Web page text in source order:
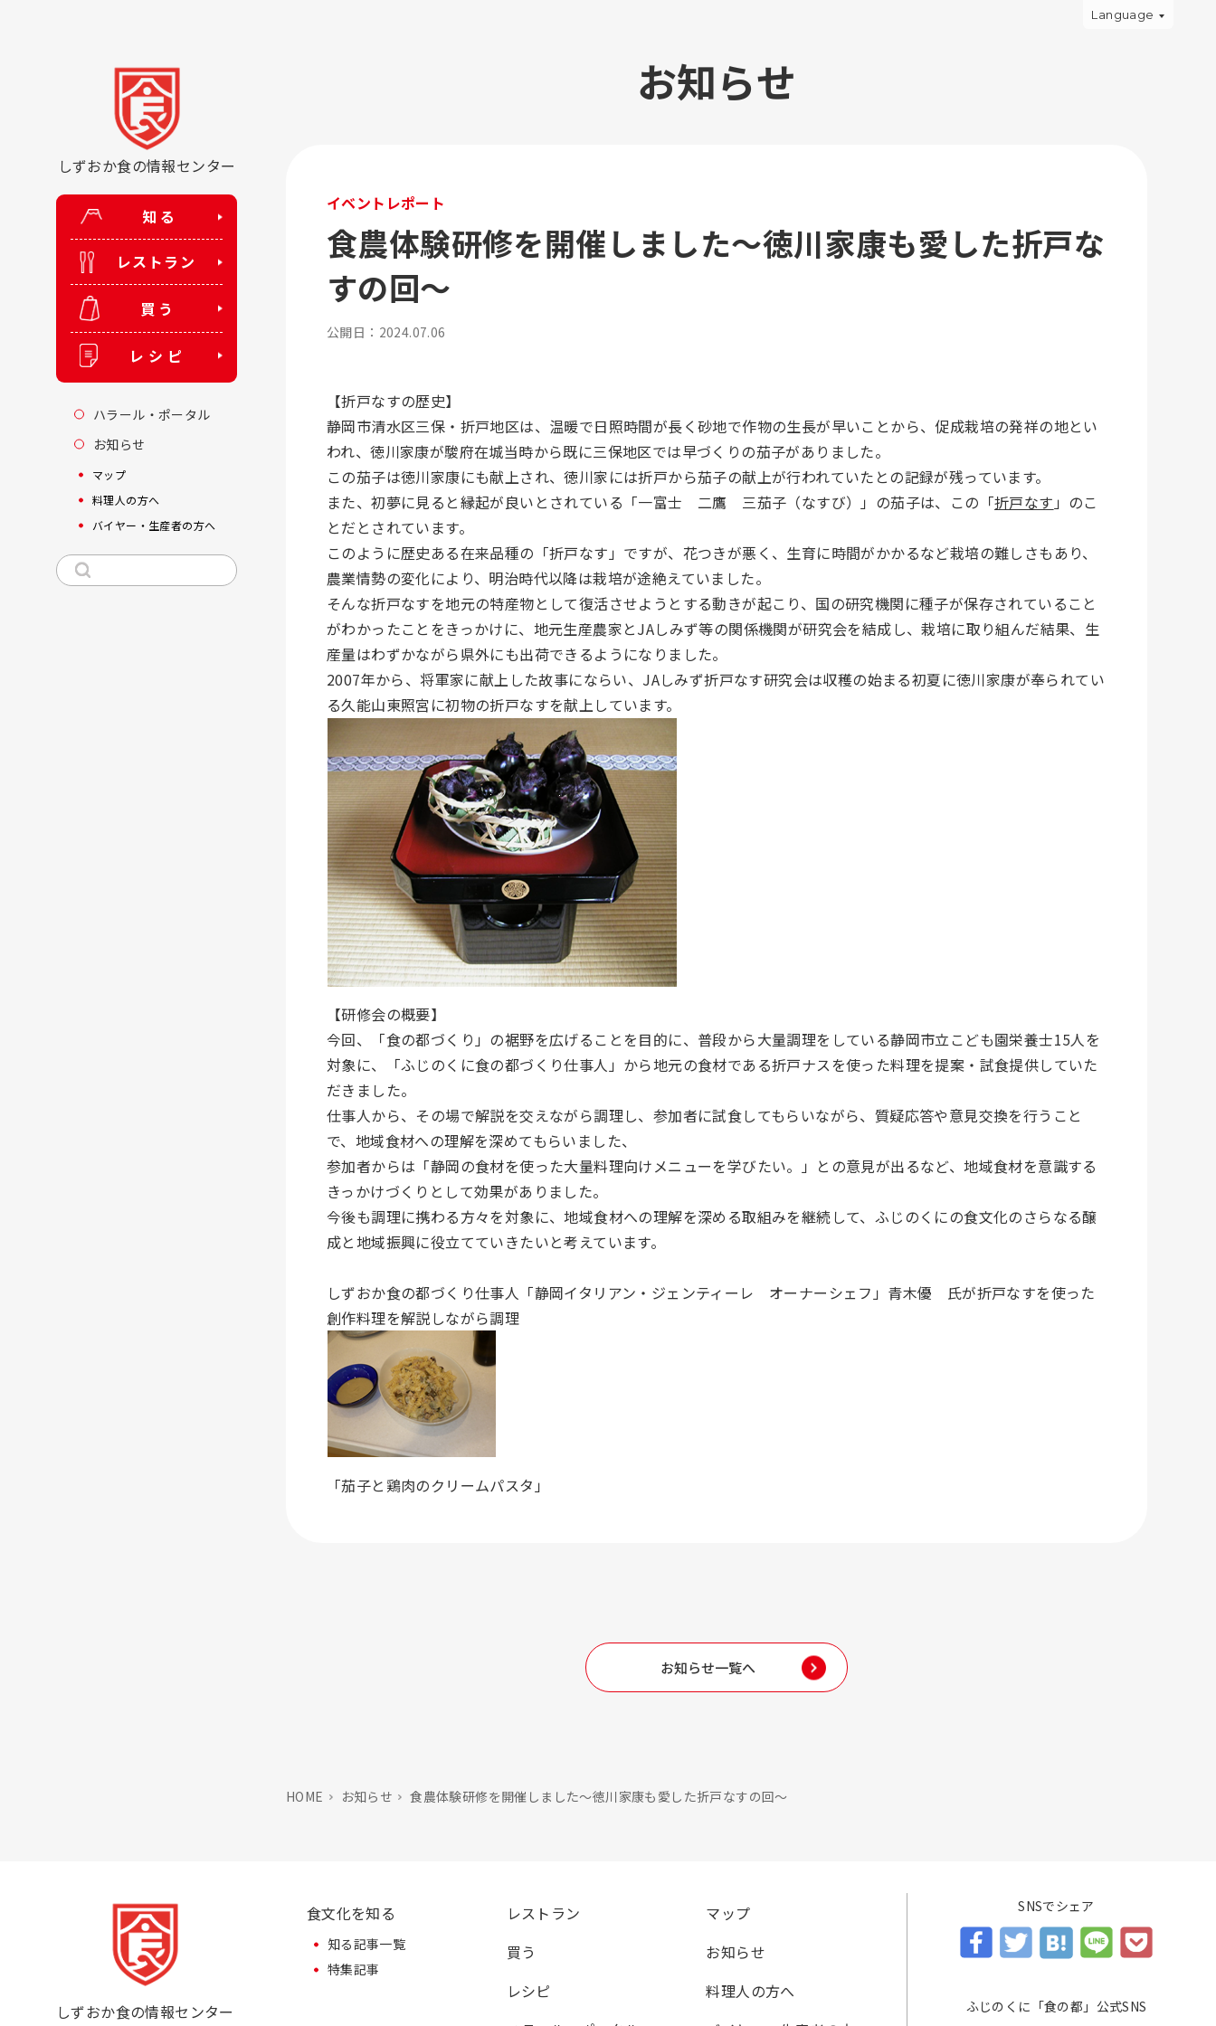
しずおか食の情報センター
知る
レストラン
買う
レシピ
ハラール・ポータル
お知らせ
マップ
料理人の方へ
バイヤー・生産者の方へ
Language
お知らせ
イベントレポート
食農体験研修を開催しました～徳川家康も愛した折戸な
すの回～
公開日：2024.07.06
【折戸なすの歴史】
静岡市清水区三保・折戸地区は、温暖で日照時間が長く砂地で作物の生長が早いことから、促成栽培の発祥の地とい
われ、徳川家康が駿府在城当時から既に三保地区では早づくりの茄子がありました。
この茄子は徳川家康にも献上され、徳川家には折戸から茄子の献上が行われていたとの記録が残っています。
また、初夢に見ると縁起が良いとされている「一富士 二鷹 三茄子（なすび）」の茄子は、この「折戸なす 」のこ
とだとされています。
このように歴史ある在来品種の「折戸なす」ですが、花つきが悪く、生育に時間がかかるなど栽培の難しさもあり、
農業情勢の変化により、明治時代以降は栽培が途絶えていました。
そんな折戸なすを地元の特産物として復活させようとする動きが起こり、国の研究機関に種子が保存されていること
がわかったことをきっかけに、地元生産農家とJAしみず等の関係機関が研究会を結成し、栽培に取り組んだ結果、生
産量はわずかながら県外にも出荷できるようになりました。
2007年から、将軍家に献上した故事にならい、JAしみず折戸なす研究会は収穫の始まる初夏に徳川家康が奉られてい
る久能山東照宮に初物の折戸なすを献上しています。
【研修会の概要】
今回、「食の都づくり」の裾野を広げることを目的に、普段から大量調理をしている静岡市立こども園栄養士15人を
対象に、「ふじのくに食の都づくり仕事人」から地元の食材である折戸ナスを使った料理を提案・試食提供していた
だきました。
仕事人から、その場で解説を交えながら調理し、参加者に試食してもらいながら、質疑応答や意見交換を行うこと
で、地域食材への理解を深めてもらいました、
参加者からは「静岡の食材を使った大量料理向けメニューを学びたい。」との意見が出るなど、地域食材を意識する
きっかけづくりとして効果がありました。
今後も調理に携わる方々を対象に、地域食材への理解を深める取組みを継続して、ふじのくにの食文化のさらなる醸
成と地域振興に役立てていきたいと考えています。
しずおか食の都づくり仕事人「静岡イタリアン・ジェンティーレ オーナーシェフ」青木優 氏が折戸なすを使った
創作料理を解説しながら調理
「茄子と鶏肉のクリームパスタ」
お知らせ一覧へ
HOME お知らせ 食農体験研修を開催しました～徳川家康も愛した折戸なすの回～
しずおか食の情報センター
食文化を知る
知る記事一覧
特集記事
レストラン
買う
レシピ
マップ
お知らせ
料理人の方へ
SNSでシェア
ふじのくに「食の都」公式SNS